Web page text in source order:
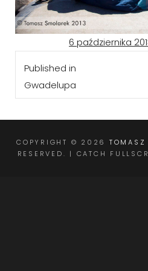
Posted
6 października
Nawigacja
wpisu
Published in
Gwadelupa
COPYRIGHT © 2026 TOMASZ
RESERVED. | CATCH